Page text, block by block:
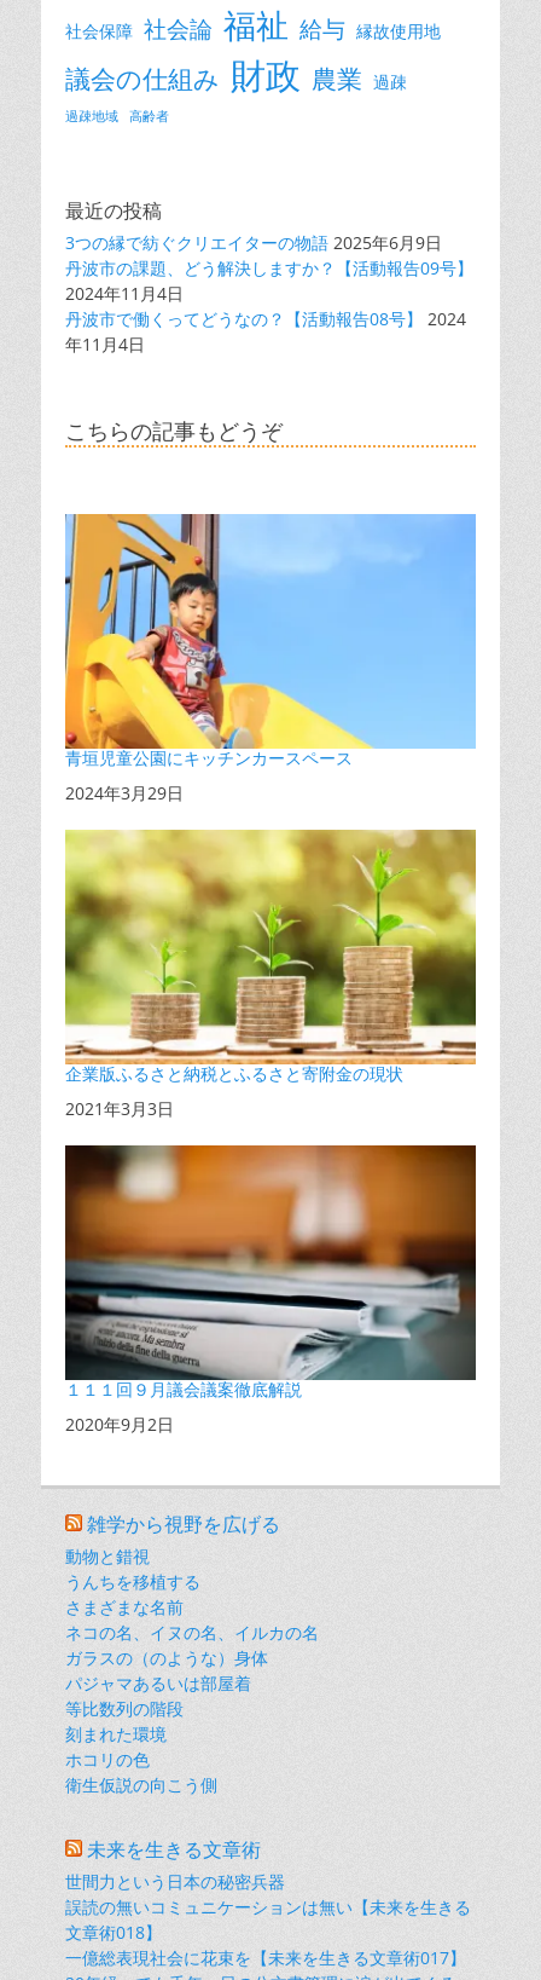
社会保障 社会論 福祉 給与 縁故使用地
議会の仕組み 財政 農業 過疎
過疎地域 高齢者
最近の投稿
3つの縁で紡ぐクリエイターの物語 2025年6月9日
丹波市の課題、どう解決しますか？【活動報告09号】
2024年11月4日
丹波市で働くってどうなの？【活動報告08号】
2024
年11月4日
こちらの記事もどうぞ
青垣児童公園にキッチンカースペース
日付
2024年3月29日
企業版ふるさと納税とふるさと寄附金の現状
日付
2021年3月3日
１１１回９月議会議案徹底解説
日付
2020年9月2日
雑学から視野を広げる
動物と錯視
うんちを移植する
さまざまな名前
ネコの名、イヌの名、イルカの名
ガラスの（のような）身体
パジャマあるいは部屋着
等比数列の階段
刻まれた環境
ホコリの色
衛生仮説の向こう側
未来を生きる文章術
世間力という日本の秘密兵器
誤読の無いコミュニケーションは無い【未来を生きる
文章術018】
一億総表現社会に花束を【未来を生きる文章術017】